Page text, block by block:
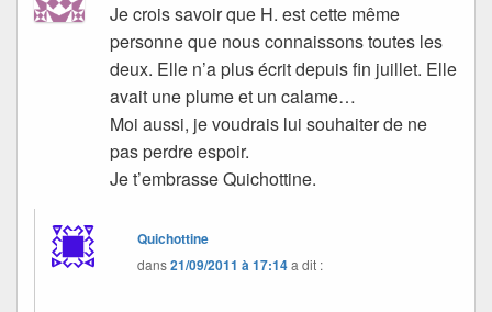
Je crois savoir que H. est cette même
personne que nous connaissons toutes les
deux. Elle n’a plus écrit depuis fin juillet. Elle
avait une plume et un calame…
Moi aussi, je voudrais lui souhaiter de ne
pas perdre espoir.
Je t’embrasse Quichottine.
Quichottine
dans21/09/2011 à 17:14a dit :